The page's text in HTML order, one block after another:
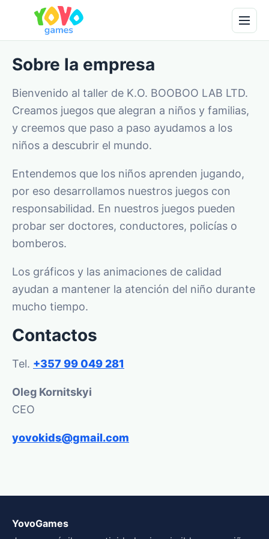
Sobre la empresa
Bienvenido al taller de K.O. BOOBOO LAB LTD.
Creamos juegos que alegran a niños y familias,
y creemos que paso a paso ayudamos a los
niños a descubrir el mundo.
Entendemos que los niños aprenden jugando,
por eso desarrollamos nuestros juegos con
responsabilidad. En nuestros juegos pueden
probar ser doctores, conductores, policías o
bomberos.
Los gráficos y las animaciones de calidad
ayudan a mantener la atención del niño durante
mucho tiempo.
Contactos
Tel. +357 99 049 281
Oleg Kornitskyi
CEO
yovokids@gmail.com
YovoGames